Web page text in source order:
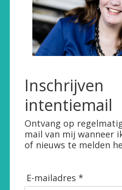
Inschrijven
intentiemail
Ontvang op
mail van mij wanneer
of nieuws te melden
E-mailadres *